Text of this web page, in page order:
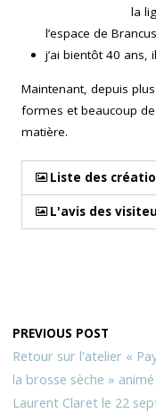
la ligne
l’espace de
j’ai bientôt 40 ans,
Maintenant, depuis
formes et beaucoup
matière.
Liste des
L'avis des
PREVIOUS POST
Retour sur l’atelier «
la brosse sèche »
Laurent Claret le 22